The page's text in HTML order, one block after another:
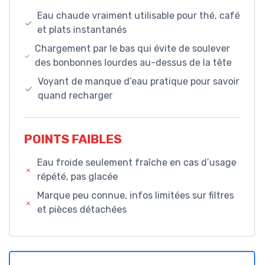
Eau chaude vraiment utilisable pour thé, café
et plats instantanés
Chargement par le bas qui évite de soulever
des bonbonnes lourdes au-dessus de la tête
Voyant de manque d’eau pratique pour savoir
quand recharger
POINTS FAIBLES
Eau froide seulement fraîche en cas d’usage
répété, pas glacée
Marque peu connue, infos limitées sur filtres
et pièces détachées